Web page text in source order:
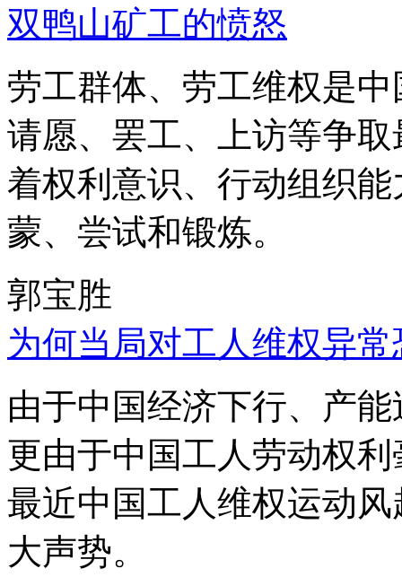
双鸭山矿工的愤怒
劳工群体、劳工维权是
请愿、罢工、上访等争
着权利意识、行动组织
蒙、尝试和锻炼。
郭宝胜
为何当局对工人维权异
由于中国经济下行、产
更由于中国工人劳动权
最近中国工人维权运动
大声势。